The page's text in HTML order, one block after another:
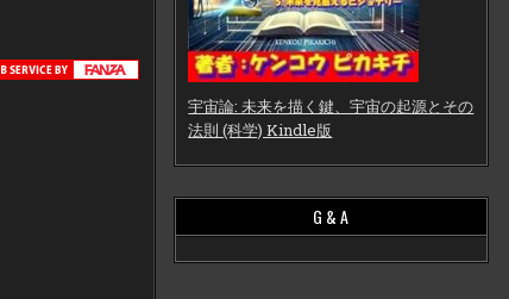
宇宙論: 未来を描く鍵、宇宙の起源とその
法則 (科学) Kindle版
G & A